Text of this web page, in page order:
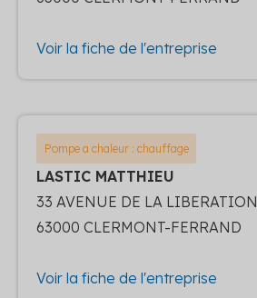
Voir la fiche de l'entreprise
Pompe a chaleur : chauffage
LASTIC MATTHIEU
33 AVENUE DE LA LIBERATION
63000 CLERMONT-FERRAND
Voir la fiche de l'entreprise